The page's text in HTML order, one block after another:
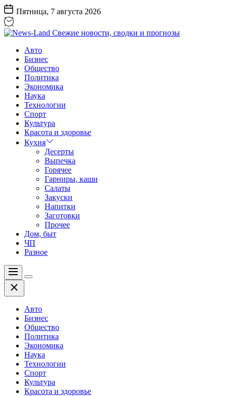
Перейти
к
содержанию
Пятница, 7 августа 2026
Land
Свежие
новости,
сводки
прогнозы
Авто
Бизнес
Общество
Политика
Экономика
Наука
Технологии
Спорт
Культура
Красота и здоровье
Кухня
Десерты
Выпечка
Горячее
Гарниры, каши
Салаты
Закуски
Напитки
Заготовки
Прочее
Дом, быт
ЧП
Разное
Меню
Цвет
Закрыть
Авто
Бизнес
Общество
Политика
Экономика
Наука
Технологии
Спорт
Культура
Красота и здоровье